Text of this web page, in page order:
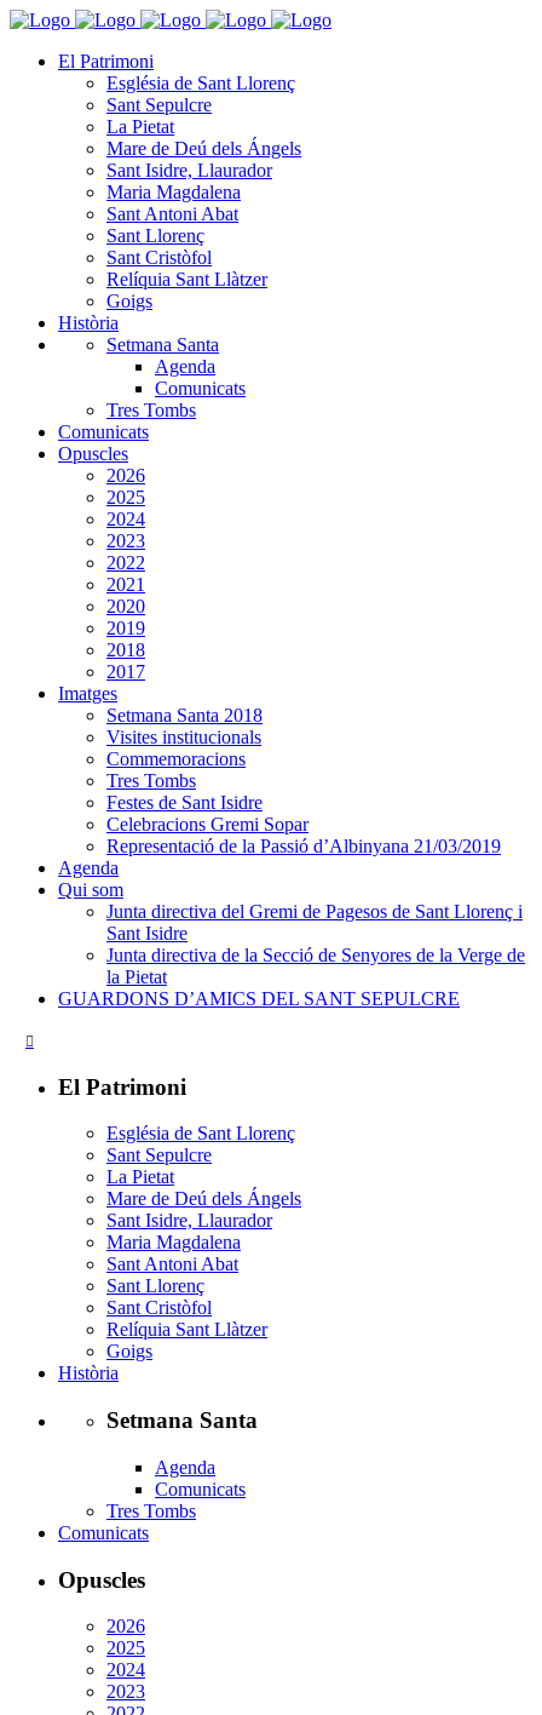
El Patrimoni
Església de Sant Llorenç
Sant Sepulcre
La Pietat
Mare de Deú dels Ángels
Sant Isidre, Llaurador
Maria Magdalena
Sant Antoni Abat
Sant Llorenç
Sant Cristòfol
Relíquia Sant Llàtzer
Goigs
Història
Setmana Santa
Agenda
Comunicats
Tres Tombs
Comunicats
Opuscles
2026
2025
2024
2023
2022
2021
2020
2019
2018
2017
Imatges
Setmana Santa 2018
Visites institucionals
Commemoracions
Tres Tombs
Festes de Sant Isidre
Celebracions Gremi Sopar
Representació de la Passió d’Albinyana 21/03/2019
Agenda
Qui som
Junta directiva del Gremi de Pagesos de Sant Llorenç i
Sant Isidre
Junta directiva de la Secció de Senyores de la Verge de
la Pietat
GUARDONS D’AMICS DEL SANT SEPULCRE
El Patrimoni
Església de Sant Llorenç
Sant Sepulcre
La Pietat
Mare de Deú dels Ángels
Sant Isidre, Llaurador
Maria Magdalena
Sant Antoni Abat
Sant Llorenç
Sant Cristòfol
Relíquia Sant Llàtzer
Goigs
Història
Setmana Santa
Agenda
Comunicats
Tres Tombs
Comunicats
Opuscles
2026
2025
2024
2023